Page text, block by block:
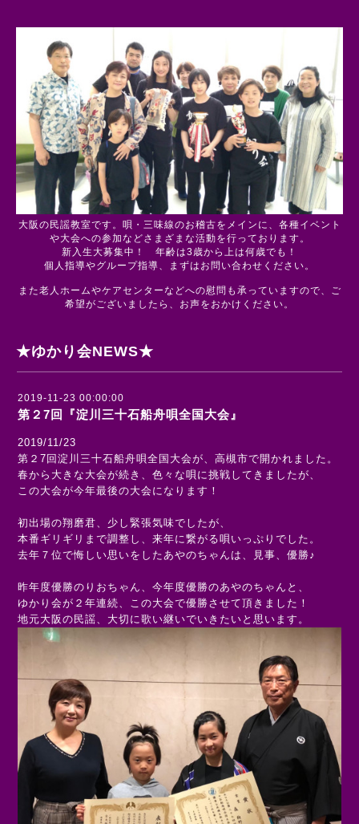
大阪の民謡教室です。唄・三味線のお稽古をメインに、各種イベント
や大会への参加などさまざまな活動を行っております。
新入生大募集中！ 年齢は3歳から上は何歳でも！
個人指導やグループ指導、まずはお問い合わせください。
また老人ホームやケアセンターなどへの慰問も承っていますので、ご
希望がございましたら、お声をおかけください。
★ゆかり会NEWS★
2019-11-23 00:00:00
第２7回『淀川三十石船舟唄全国大会』
2019/11/23
第２7回淀川三十石船舟唄全国大会が、高槻市で開かれました。
春から大きな大会が続き、色々な唄に挑戦してきましたが、
この大会が今年最後の大会になります！
初出場の翔磨君、少し緊張気味でしたが、
本番ギリギリまで調整し、来年に繋がる唄いっぷりでした。
去年７位で悔しい思いをしたあやのちゃんは、見事、優勝♪
昨年度優勝のりおちゃん、今年度優勝のあやのちゃんと、
ゆかり会が２年連続、この大会で優勝させて頂きました！
地元大阪の民謡、大切に歌い継いでいきたいと思います。